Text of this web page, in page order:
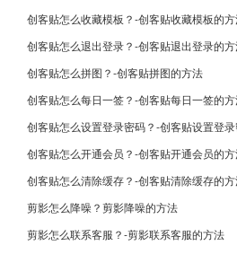
创客贴怎么收藏模板？-创客贴收藏模板的
创客贴怎么退出登录？-创客贴退出登录的
创客贴怎么拼图？-创客贴拼图的方法
创客贴怎么每日一签？-创客贴每日一签的
创客贴怎么设置登录密码？-创客贴设置登
创客贴怎么开通会员？-创客贴开通会员的
创客贴怎么清除缓存？-创客贴清除缓存的
剪影怎么降噪？剪影降噪的方法
剪影怎么联系客服？-剪影联系客服的方法